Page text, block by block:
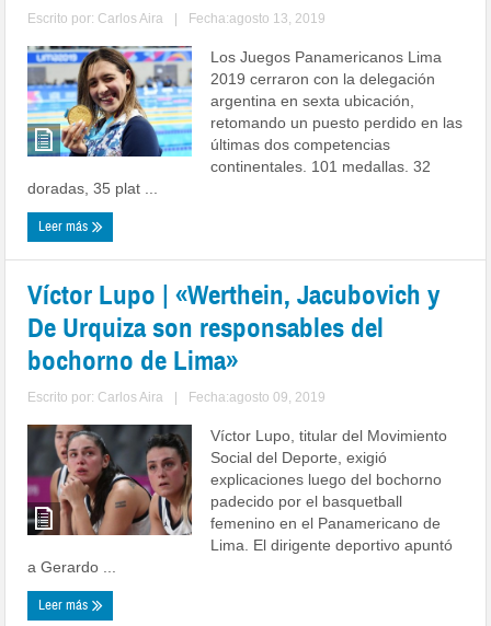
Escrito por: Carlos Aira Fecha:agosto 13, 2019
Los Juegos Panamericanos Lima
2019 cerraron con la delegación
argentina en sexta ubicación,
retomando un puesto perdido en las
últimas dos competencias
continentales. 101 medallas. 32
doradas, 35 plat ...
Leer más
Víctor Lupo | «Werthein, Jacubovich y
De Urquiza son responsables del
bochorno de Lima»
Escrito por: Carlos Aira Fecha:agosto 09, 2019
Víctor Lupo, titular del Movimiento
Social del Deporte, exigió
explicaciones luego del bochorno
padecido por el basquetball
femenino en el Panamericano de
Lima. El dirigente deportivo apuntó
a Gerardo ...
Leer más